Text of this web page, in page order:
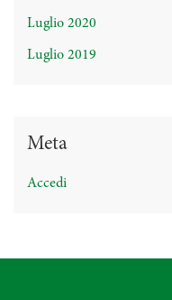
Luglio 2020
Luglio 2019
Meta
Accedi